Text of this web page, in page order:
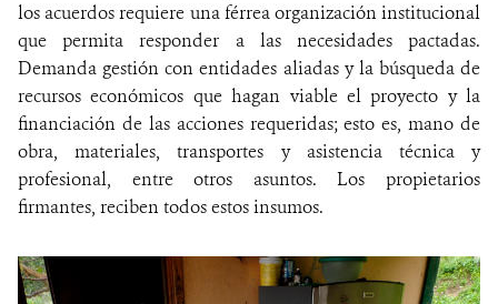
los acuerdos requiere una férrea organización institucional
que permita responder a las necesidades pactadas.
Demanda gestión con entidades aliadas y la búsqueda de
recursos económicos que hagan viable el proyecto y la
financiación de las acciones requeridas; esto es, mano de
obra, materiales, transportes y asistencia técnica y
profesional, entre otros asuntos. Los propietarios
firmantes, reciben todos estos insumos.